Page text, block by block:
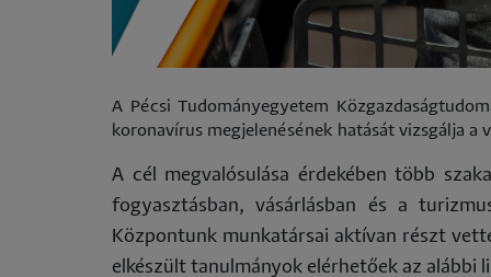
A Pécsi Tudományegyetem
koronavírus megjelenésének hatását vizsgálja
A cél megvalósulása érdekében több
fogyasztásban, vásárlásban és a
Központunk munkatársai aktívan részt
elkészült tanulmányok elérhetőek az alábbi